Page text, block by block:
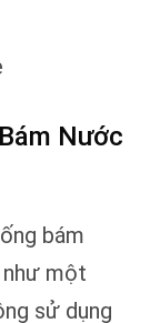
Nước
bám
một
sử dụng